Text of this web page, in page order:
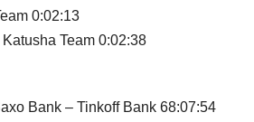
0:02:13
Team 0:02:38
Bank – Tinkoff Bank 68:07:54